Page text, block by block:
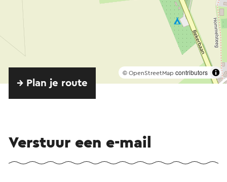
© OpenStreetMap contributors
→ Plan je route
Verstuur een e-mail